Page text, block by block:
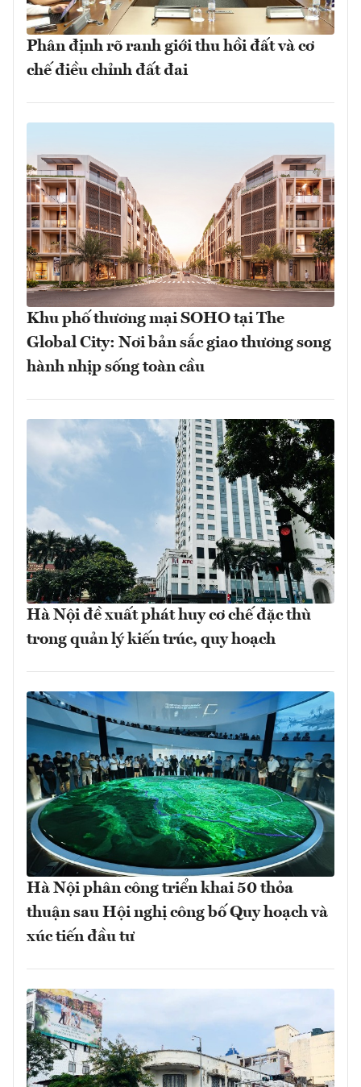
Phân định rõ ranh giới thu hồi đất và cơ
chế điều chỉnh đất đai
Khu phố thương mại SOHO tại The
Global City: Nơi bản sắc giao thương song
hành nhịp sống toàn cầu
Hà Nội đề xuất phát huy cơ chế đặc thù
trong quản lý kiến trúc, quy hoạch
Hà Nội phân công triển khai 50 thỏa
thuận sau Hội nghị công bố Quy hoạch và
xúc tiến đầu tư